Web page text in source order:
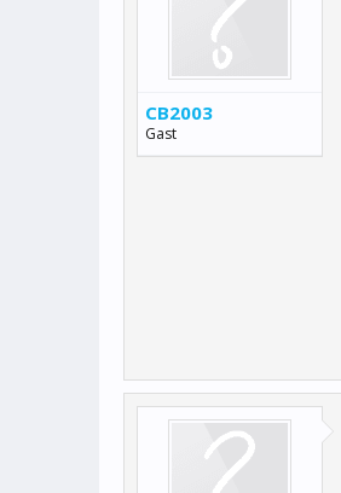
CB2003
Gast